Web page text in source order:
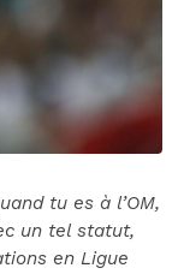
tu es à l’OM,
un tel statut,
en Ligue